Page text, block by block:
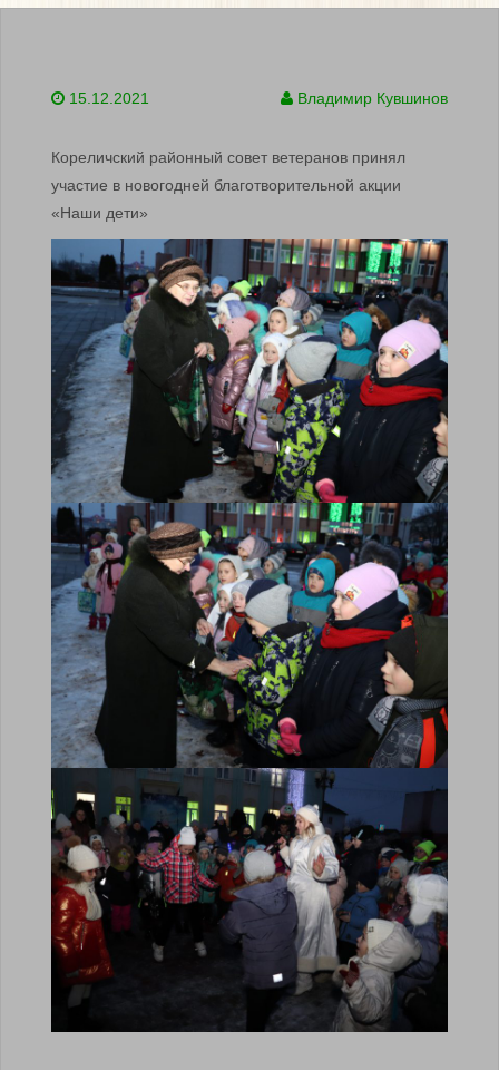
15.12.2021 Владимир Кувшинов
Кореличский районный совет ветеранов принял
участие в новогодней благотворительной акции
«Наши дети»